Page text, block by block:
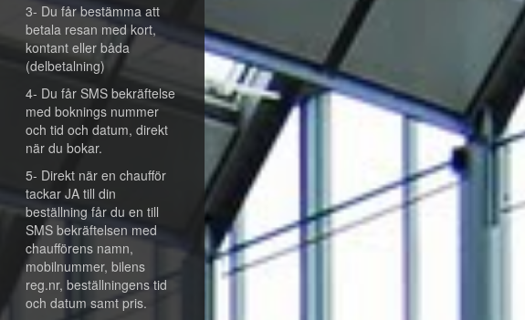
3- Du får bestämma att
betala resan med kort,
kontant eller båda
(delbetalning)
4- Du får SMS bekräftelse
med boknings nummer
och tid och datum, direkt
när du bokar.
5- Direkt när en chaufför
tackar JA till din
beställning får du en till
SMS bekräftelsen med
chaufförens namn,
mobilnummer, bilens
reg.nr, beställningens tid
och datum samt pris.